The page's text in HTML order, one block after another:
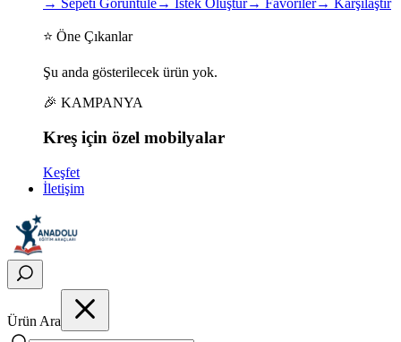
→ Sepeti Görüntüle→ İstek Oluştur→ Favoriler→ Karşılaştır
⭐ Öne Çıkanlar
Şu anda gösterilecek ürün yok.
🎉 KAMPANYA
Kreş için özel mobilyalar
Keşfet
İletişim
Ürün Ara